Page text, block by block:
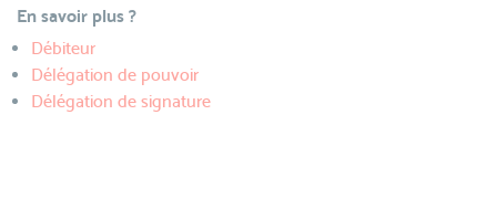
En savoir plus ?
Débiteur
Délégation de pouvoir
Délégation de signature